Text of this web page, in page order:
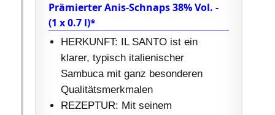
Prämierter Anis-Schnaps 38% Vol. -
(1 x 0.7 l)*
HERKUNFT: IL SANTO ist ein
klarer, typisch italienischer
Sambuca mit ganz besonderen
Qualitätsmerkmalen
REZEPTUR: Mit seinem